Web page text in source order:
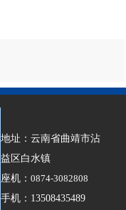
地址：云南省曲靖市沾
益区白水镇
座机：0874-3082808
手机： 13508435489